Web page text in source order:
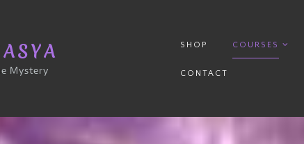
Mystery
SHOP COURSES
CONTACT